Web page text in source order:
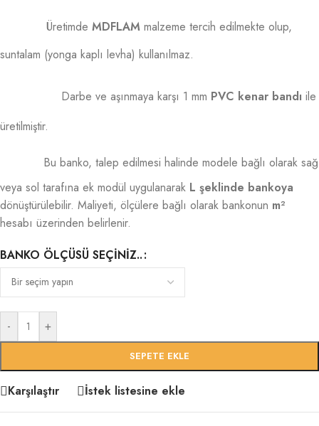
Üretimde MDFLAM malzeme tercih edilmekte olup,
suntalam (yonga kaplı levha) kullanılmaz.
Darbe ve aşınmaya karşı 1 mm PVC kenar bandı ile
üretilmiştir.
Bu banko, talep edilmesi halinde modele bağlı olarak sağ
veya sol tarafına ek modül uygulanarak L şeklinde bankoya
dönüştürülebilir. Maliyeti, ölçülere bağlı olarak bankonun m²
hesabı üzerinden belirlenir.
BANKO ÖLÇÜSÜ SEÇINIZ..
- +
SEPETE EKLE
Karşılaştır İstek listesine ekle